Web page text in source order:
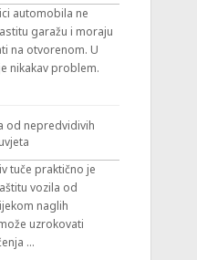
automobila ne
garažu i moraju
na otvorenom. U
nikakav problem.
od nepredvidivih
tuče praktično je
vozila od
naglih
uzrokovati
…